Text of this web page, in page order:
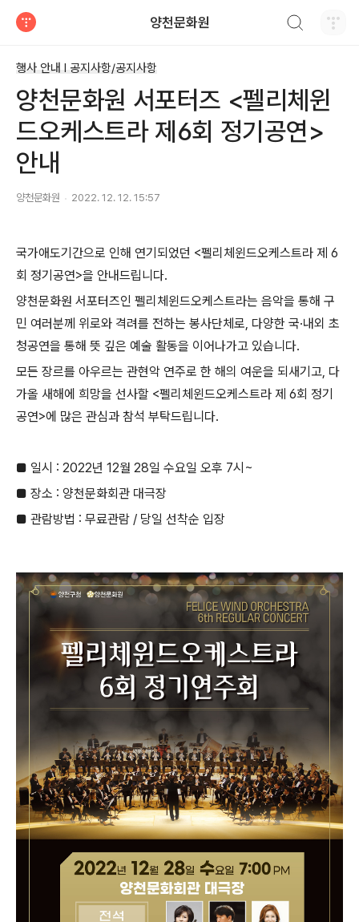
양천문화원
행사 안내 Ι 공지사항/공지사항
양천문화원 서포터즈 <펠리체윈
드오케스트라 제6회 정기공연>
안내
양천문화원 2022. 12. 12. 15:57
국가애도기간으로 인해 연기되었던 <펠리체윈드오케스트라 제 6
회 정기공연>을 안내드립니다.
양천문화원 서포터즈인 펠리체윈드오케스트라는 음악을 통해 구
민 여러분께 위로와 격려를 전하는 봉사단체로, 다양한 국·내외 초
청공연을 통해 뜻 깊은 예술 활동을 이어나가고 있습니다.
모든 장르를 아우르는 관현악 연주로 한 해의 여운을 되새기고, 다
가올 새해에 희망을 선사할 <펠리체윈드오케스트라 제 6회 정기
공연>에 많은 관심과 참석 부탁드립니다.
■ 일시 : 2022년 12월 28일 수요일 오후 7시~
■ 장소 : 양천문화회관 대극장
■ 관람방법 : 무료관람 / 당일 선착순 입장